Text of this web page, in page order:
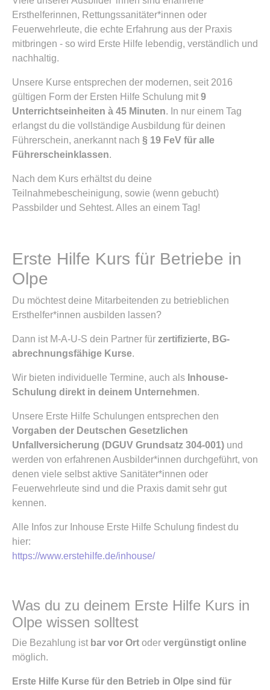
Ersthelferinnen, Rettungssanitäter*innen oder
Feuerwehrleute, die echte Erfahrung aus der Praxis
mitbringen - so wird Erste Hilfe lebendig, verständlich und
nachhaltig.
Unsere Kurse entsprechen der modernen, seit 2016
gültigen Form der Ersten Hilfe Schulung mit 9
Unterrichtseinheiten à 45 Minuten. In nur einem Tag
erlangst du die vollständige Ausbildung für deinen
Führerschein, anerkannt nach § 19 FeV für alle
Führerscheinklassen.
Nach dem Kurs erhältst du deine
Teilnahmebescheinigung, sowie (wenn gebucht)
Passbilder und Sehtest. Alles an einem Tag!
Erste Hilfe Kurs für Betriebe in
Olpe
Du möchtest deine Mitarbeitenden zu betrieblichen
Ersthelfer*innen ausbilden lassen?
Dann ist M-A-U-S dein Partner für zertifizierte, BG-
abrechnungsfähige Kurse.
Wir bieten individuelle Termine, auch als Inhouse-
Schulung direkt in deinem Unternehmen.
Unsere Erste Hilfe Schulungen entsprechen den
Vorgaben der Deutschen Gesetzlichen
Unfallversicherung (DGUV Grundsatz 304-001) und
werden von erfahrenen Ausbilder*innen durchgeführt, von
denen viele selbst aktive Sanitäter*innen oder
Feuerwehrleute sind und die Praxis damit sehr gut
kennen.
Alle Infos zur Inhouse Erste Hilfe Schulung findest du
hier:
https://www.erstehilfe.de/inhouse/
Was du zu deinem Erste Hilfe Kurs in
Olpe wissen solltest
Die Bezahlung ist bar vor Ort oder vergünstigt online
möglich.
Erste Hilfe Kurse für den Betrieb in Olpe sind für